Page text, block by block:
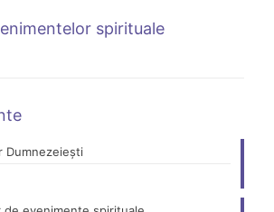
spirituale
Dumnezeiești